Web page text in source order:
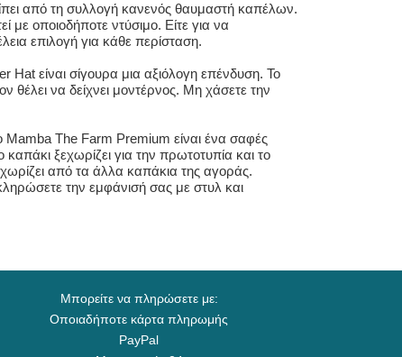
από τη συλλογή κανενός θαυμαστή καπέλων.
με οποιοδήποτε ντύσιμο. Είτε για να
επιλογή για κάθε περίσταση.
είναι σίγουρα μια αξιόλογη επένδυση. Το
θέλει να δείχνει μοντέρνος. Μη χάσετε την
Mamba The Farm Premium είναι ένα σαφές
ξεχωρίζει για την πρωτοτυπία και το
από τα άλλα καπάκια της αγοράς.
την εμφάνισή σας με στυλ και
Μπορείτε να πληρώσετε με:
Οποιαδήποτε κάρτα πληρωμής
PayPal